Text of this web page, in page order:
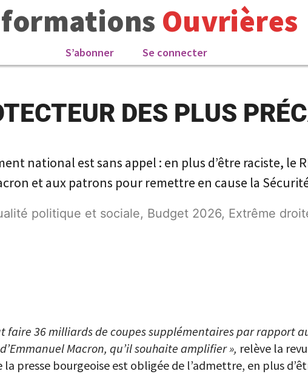
Ouvrières
S’abonner Se connecter
DES PLUS
national est sans appel : en plus d’être raciste, le
et aux patrons pour remettre en cause la
politique et sociale, Budget 2026, Extrême
faire 36 milliards de coupes supplémentaires par rapport
Macron, qu’il souhaite amplifier », relève la
presse bourgeoise est obligée de l’admettre, en plus